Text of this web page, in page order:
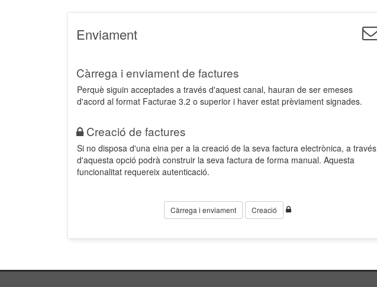
Enviament
Càrrega i enviament de factures
Perquè siguin acceptades a través d'aquest canal, hauran de ser emeses
d'acord al format Facturae 3.2 o superior i haver estat prèviament signades.
Creació de factures
Si no disposa d'una eina per a la creació de la seva factura electrònica, a través
d'aquesta opció podrà construir la seva factura de forma manual. Aquesta
funcionalitat requereix autenticació.
Càrrega i enviament Creació